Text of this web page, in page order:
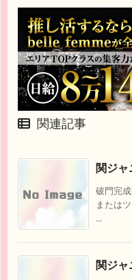
関連記事
関ジ
破門完
または
...
関ジ